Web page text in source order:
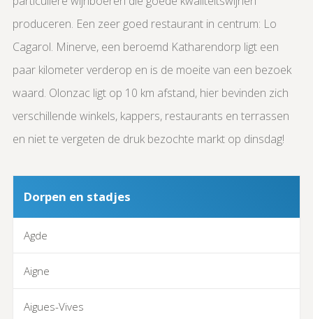
produceren. Een zeer goed restaurant in centrum: Lo
Cagarol. Minerve, een beroemd Katharendorp ligt een
paar kilometer verderop en is de moeite van een bezoek
waard. Olonzac ligt op 10 km afstand, hier bevinden zich
verschillende winkels, kappers, restaurants en terrassen
en niet te vergeten de druk bezochte markt op dinsdag!
Dorpen en stadjes
Agde
Aigne
Aigues-Vives